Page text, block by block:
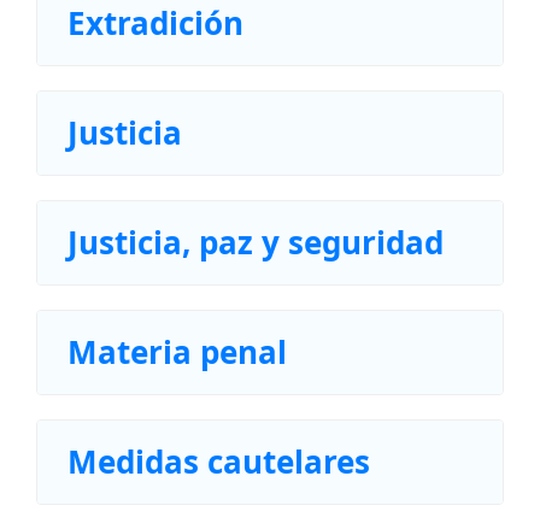
Extradición
Justicia
Justicia, paz y seguridad
Materia penal
Medidas cautelares